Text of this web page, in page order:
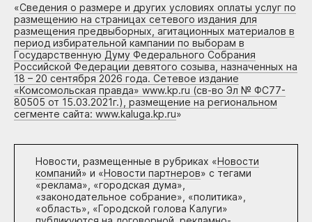
«Сведения о размере и других условиях оплаты услуг по
размещению на страницах сетевого издания для
размещения предвыборных, агитационных материалов в
период избирательной кампании по выборам в
Государственную Думу Федерального Собрания
Российской Федерации девятого созыва, назначенных на
18 – 20 сентября 2026 года. Сетевое издание
«Комсомольская правда» www.kp.ru (св-во Эл № ФС77-
80505 от 15.03.2021г.), размещение на региональном
сегменте сайта: www.kaluga.kp.ru»
Новости, размещенные в рубриках «Новости
компаний» и «Новости партнеров» с тегами
«реклама», «городская дума»,
«законодательное собрание», «политика»,
«область», «Городской голова Калуги»